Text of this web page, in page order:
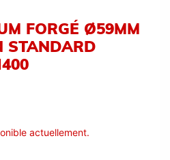
FORGÉ Ø59MM
STANDARD
actuellement.